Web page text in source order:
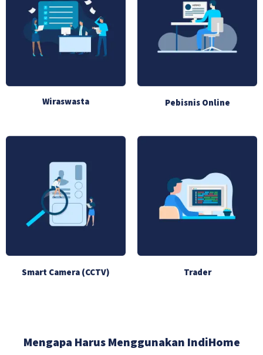
Wiraswasta Pebisnis Online
Smart Camera (CCTV) Trader
Mengapa Harus Menggunakan IndiHome